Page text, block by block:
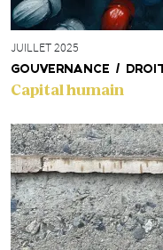
JUILLET 2025
GOUVERNANCE /
Capital humain